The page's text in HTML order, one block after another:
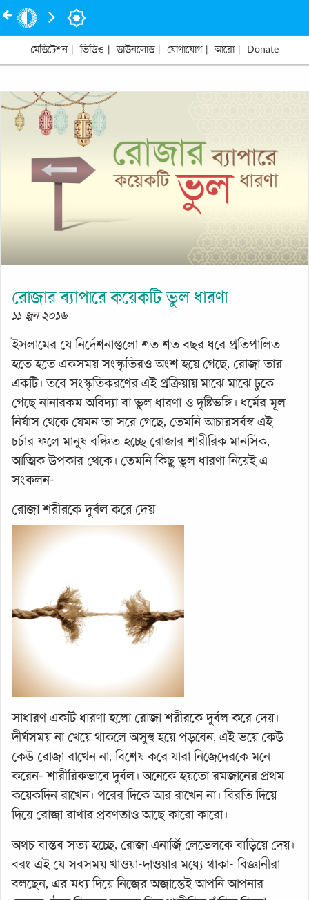
মেডিটেশন ভিডিও ডাউনলোড যোগাযোগ আরো Donate
রোজার ব্যাপারে কয়েকটি ভুল ধারণা
১১ জুন ২০১৬
ইসলামের যে নির্দেশনাগুলো শত শত বছর ধরে প্রতিপালিত
হতে হতে একসময় সংস্কৃতিরও অংশ হয়ে গেছে, রোজা তার
একটি। তবে সংস্কৃতিকরণের এই প্রক্রিয়ায় মাঝে মাঝে ঢুকে
গেছে নানারকম অবিদ্যা বা ভুল ধারণা ও দৃষ্টিভঙ্গি। ধর্মের মূল
নির্যাস থেকে যেমন তা সরে গেছে, তেমনি আচারসর্বস্ব এই
চর্চার ফলে মানুষ বঞ্চিত হচ্ছে রোজার শারীরিক মানসিক,
আত্মিক উপকার থেকে। তেমনি কিছু ভুল ধারণা নিয়েই এ
সংকলন-
রোজা শরীরকে দুর্বল করে দেয়
সাধারণ একটি ধারণা হলো রোজা শরীরকে দুর্বল করে দেয়।
দীর্ঘসময় না খেয়ে থাকলে অসুস্থ হয়ে পড়বেন, এই ভয়ে কেউ
কেউ রোজা রাখেন না, বিশেষ করে যারা নিজেদেরকে মনে
করেন- শারীরিকভাবে দুর্বল। অনেকে হয়তো রমজানের প্রথম
কয়েকদিন রাখেন। পরের দিকে আর রাখেন না। বিরতি দিয়ে
দিয়ে রোজা রাখার প্রবণতাও আছে কারো কারো।
অথচ বাস্তব সত্য হচ্ছে, রোজা এনার্জি লেভেলকে বাড়িয়ে দেয়।
বরং এই যে সবসময় খাওয়া-দাওয়ার মধ্যে থাকা- বিজ্ঞানীরা
বলছেন, এর মধ্য দিয়ে নিজের অজান্তেই আপনি আপনার